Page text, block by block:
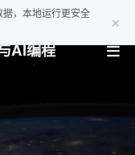
，本地运行更安全
×
AI编程